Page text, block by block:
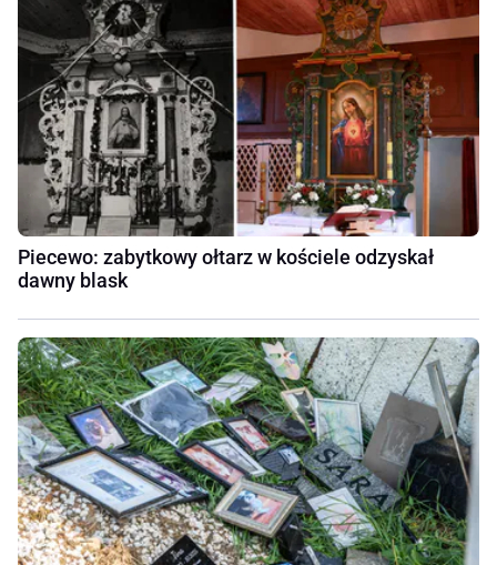
Piecewo: zabytkowy ołtarz w kościele odzyskał
dawny blask